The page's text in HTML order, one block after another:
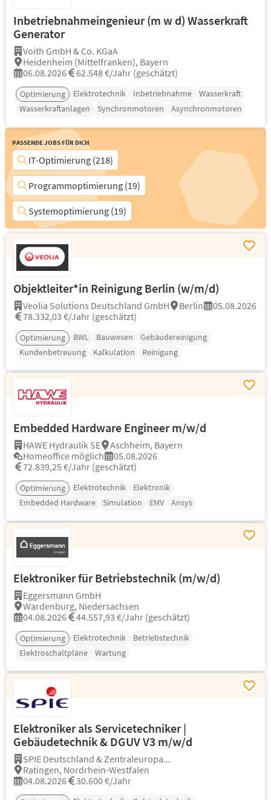
Inbetriebnahmeingenieur (m w d) Wasserkraft
Generator
Voith GmbH & Co. KGaA
Heidenheim (Mittelfranken), Bayern
06.08.2026
62.548 €/Jahr (geschätzt)
Optimierung Elektrotechnik Inbetriebnahme
Wasserkraft
Wasserkraftanlagen
Synchronmotoren Asynchronmotoren
Passende Jobs für Dich
IT-Optimierung (218)
Programmoptimierung (19)
Systemoptimierung (19)
Objektleiter*in Reinigung Berlin (w/m/d)
Veolia Solutions Deutschland GmbH Berlin
05.08.2026
78.332,03 €/Jahr (geschätzt)
Optimierung BWL Bauwesen
Gebäudereinigung
Kundenbetreuung
Kalkulation Reinigung
Embedded Hardware Engineer m/w/d
HAWE Hydraulik SE
Aschheim, Bayern
Homeoffice möglich
05.08.2026
72.839,25 €/Jahr (geschätzt)
Optimierung Elektrotechnik
Elektronik
Embedded Hardware
Simulation EMV Ansys
Elektroniker für Betriebstechnik (m/w/d)
Eggersmann GmbH
Wardenburg, Niedersachsen
04.08.2026
44.557,93 €/Jahr (geschätzt)
Optimierung Elektrotechnik
Betriebstechnik
Elektroschaltpläne
Wartung
Elektroniker als Servicetechniker |
Gebäudetechnik & DGUV V3 m/w/d
SPIE Deutschland & Zentraleuropa...
Ratingen, Nordrhein-Westfalen
04.08.2026
30.600 €/Jahr